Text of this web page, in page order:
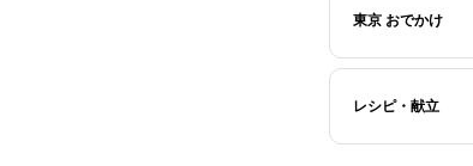
東京 おでかけ
レシピ・献立